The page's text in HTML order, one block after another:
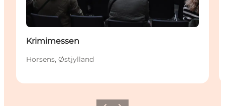
Krimimessen
Horsens, Østjylland